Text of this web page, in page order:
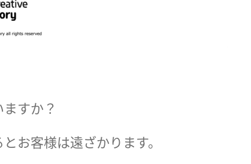
すか？
お客様は遠ざかります。